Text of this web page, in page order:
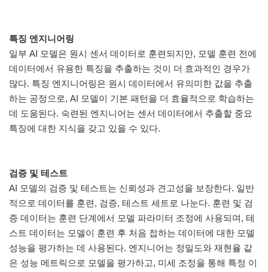
특징 엔지니어링
일부 AI 모델은 원시 센서 데이터로 훈련되지만, 모델 훈련 전에
데이터에서 유용한 특징을 추출하는 것이 더 효과적인 경우가
많다. 특징 엔지니어링은 원시 데이터에서 유의미한 값을 추출
하는 공정으로, AI 모델이 기본 패턴을 더 효율적으로 학습하는
데 도움된다. 숙련된 엔지니어는 센서 데이터에서 추출할 중요
특징에 대한 지식을 갖고 있을 수 있다.
검증 및 테스트
AI 모델의 검증 및 테스트는 신뢰성과 견고성을 보장한다. 일반
적으로 데이터를 훈련, 검증, 테스트 세트로 나눈다. 훈련 및 검
증 데이터는 훈련 단계에서 모델 파라미터 조정에 사용되며, 테
스트 데이터는 모델이 훈련 후 처음 접하는 데이터에 대한 모델
성능을 평가하는 데 사용된다. 엔지니어는 정밀도와 재현율 같
은 성능 메트릭으로 모델을 평가하고, 미세 조정을 통해 특정 이